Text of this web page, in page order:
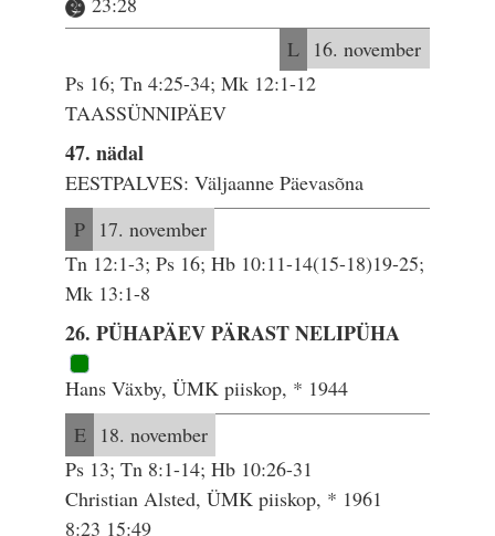
L 16. november
Ps 16; Tn 4:25-34; Mk 12:1-12
TAASSÜNNIPÄEV
47. nädal
EESTPALVES: Väljaanne Päevasõna
P
17. november
Tn 12:1-3; Ps 16; Hb 10:11-14(15-18)19-25;
Mk 13:1-8
26. PÜHAPÄEV PÄRAST NELIPÜHA
Hans Växby, ÜMK piiskop, * 1944
E
18. november
Ps 13; Tn 8:1-14; Hb 10:26-31
Christian Alsted, ÜMK piiskop, * 1961
8:23 15:49